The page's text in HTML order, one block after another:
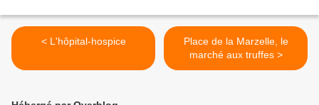
< L'hôpital-hospice
Place de la Marzelle, le
marché aux truffes >